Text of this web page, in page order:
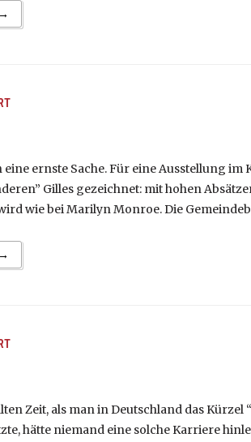
ernste Sache. Für eine Ausstellung
Gilles gezeichnet: mit hohen
wie bei Marilyn Monroe. Die
Zeit, als man in Deutschland das
hätte niemand eine solche Karriere